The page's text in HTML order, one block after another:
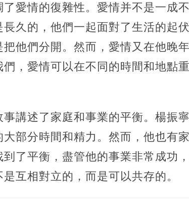
愛情的復雜性。愛情并不是一成
久的，他們一起面對了生活的起
他們分開。然而，愛情又在他晚
，愛情可以在不同的時間和地點
講述了家庭和事業的平衡。楊振
部分時間和精力。然而，他也有
了平衡，盡管他的事業非常成功
互相對立的，而是可以共存的。